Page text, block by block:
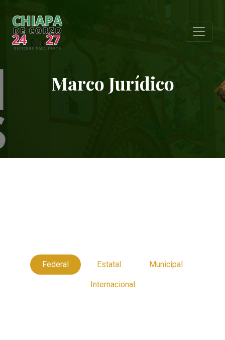
Marco Jurídico
Federal Estatal Municipal
Internacional